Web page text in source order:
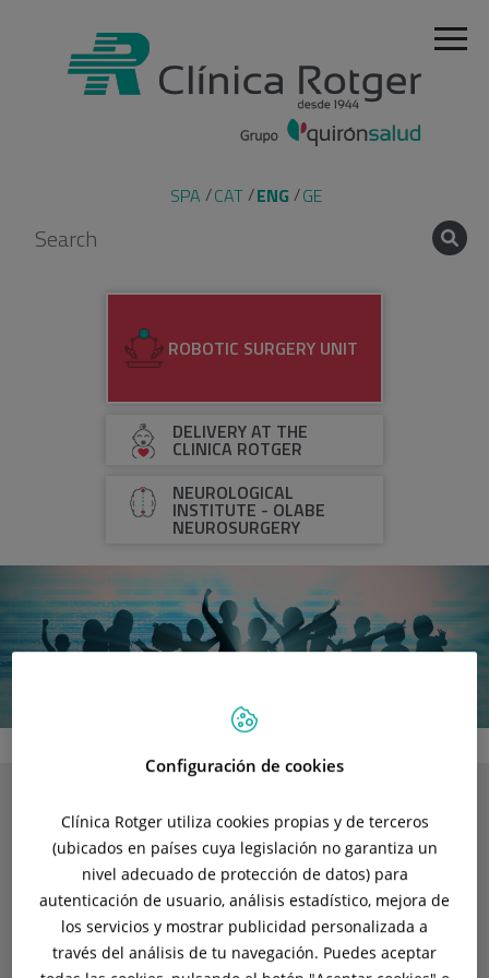
SPA CAT ENG GE
ROBOTIC SURGERY UNIT
DELIVERY AT THE
CLINICA ROTGER
NEUROLOGICAL
INSTITUTE - OLABE
NEUROSURGERY
Escuela de Crianza de Clínica Rotger
Próximos Eventos
Servicio de Pediatría de Clínica Rotgerpresenta la nueva
Escuela de Crianza ” una agenda de eventos, charlas y
Configuración de cookies
Clínica Rotger utiliza cookies propias y de terceros
(ubicados en países cuya legislación no garantiza un
nivel adecuado de protección de datos) para
autenticación de usuario, análisis estadístico, mejora de
los servicios y mostrar publicidad personalizada a
través del análisis de tu navegación. Puedes aceptar